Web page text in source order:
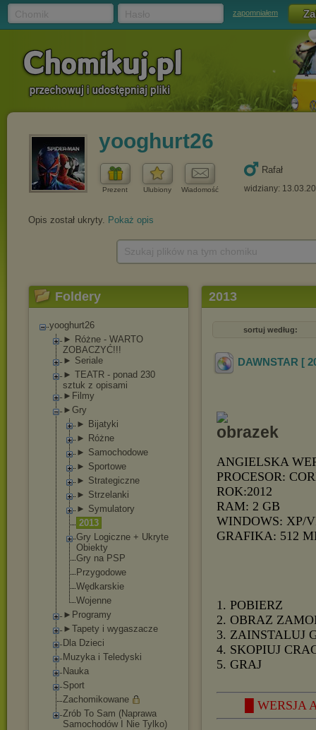
zapomniałem
yooghurt26
Prezent Ulubiony Wiadomość
Rafał
widziany:
Opis został ukryty. Pokaż opis
Foldery
yooghurt26
► Różne - WARTO
ZOBACZYĆ!!!
► Seriale
► TEATR - ponad 230
sztuk z opisami
►Filmy
►Gry
► Bijatyki
► Różne
► Samochodowe
► Sportowe
► Strategiczne
► Strzelanki
► Symulatory
2013
Gry Logiczne + Ukryte
Obiekty
Gry na PSP
Przygodowe
Wędkarskie
Wojenne
►Programy
►Tapety i wygaszacze
Dla Dzieci
Muzyka i Teledyski
Nauka
Sport
Zachomikowane
Zrób To Sam (Naprawa
Samochodów I Nie Tylko)
2013
sortuj według:
DAWNSTAR [
ANGIELSKA
PROCESOR:
ROK:2012
RAM: 2 GB
WINDOWS: XP/
GRAFIKA: 512
1. POBIERZ
2. OBRAZ
3. ZAINSTALUJ
4. SKOPIUJ
5. GRAJ
█